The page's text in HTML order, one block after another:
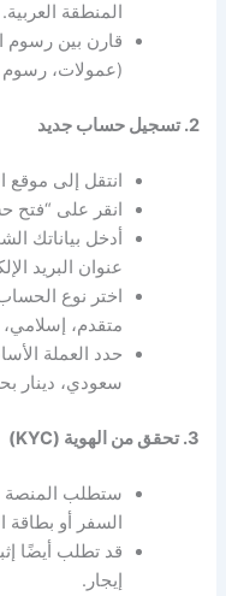
المنطقة العربية.
قارن بين رسوم
(عمولات،
2. تسجيل حساب جديد
انتقل إلى موقع
انقر على “فتح
أدخل بياناتك
عنوان البريد
اختر نوع
متقدم، إسلامي،
حدد العملة
سعودي، دينار
3. تحقق من الهوية (KYC)
ستطلب المنصة
السفر أو بطاقة
قد تطلب أيضًا
إيجار.